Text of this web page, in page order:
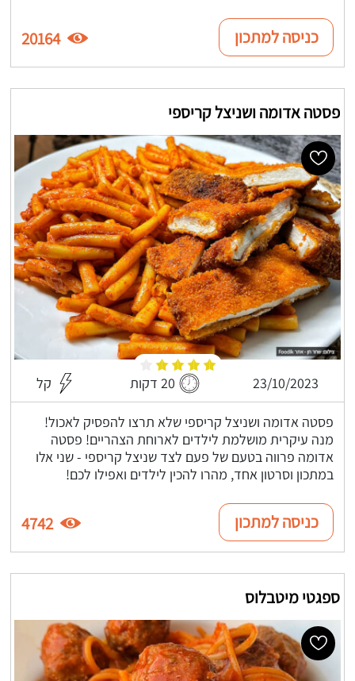
כניסה למתכון 20164
פסטה אדומה ושניצל קריספי
23/10/2023 20 דקות קל
פסטה אדומה ושניצל קריספי שלא תרצו להפסיק לאכול!
מנה עיקרית מושלמת לילדים לארוחת הצהריים! פסטה
אדומה פרווה בטעם של פעם לצד שניצל קריספי - שני אלו
במתכון וסרטון אחד, מהרו להכין לילדים ואפילו לכם!
כניסה למתכון 4742
ספגטי מיטבלוס